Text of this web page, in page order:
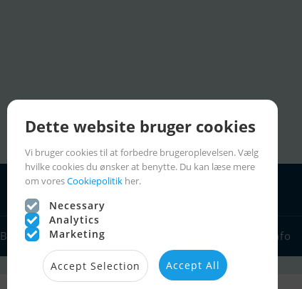
Bådforhandlere Sejlerlinks Sejlerinfo
Dette website bruger cookies
Vi bruger cookies til at forbedre brugeroplevelsen. Vælg
hvilke cookies du ønsker at benytte. Du kan læse mere
om voresCookiepolitik her.
Necessary
Analytics
Marketing
Accept Selection Accept All